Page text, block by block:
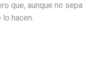
que, aunque no sepa
hacen.